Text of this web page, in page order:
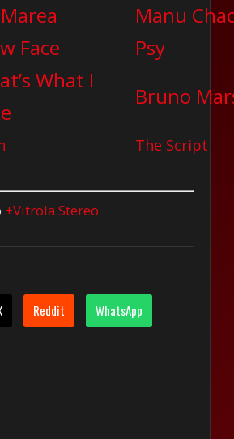
Manu
Face
Psy
What I
Bruno
The Script
+Vitrola Stereo
Reddit WhatsApp